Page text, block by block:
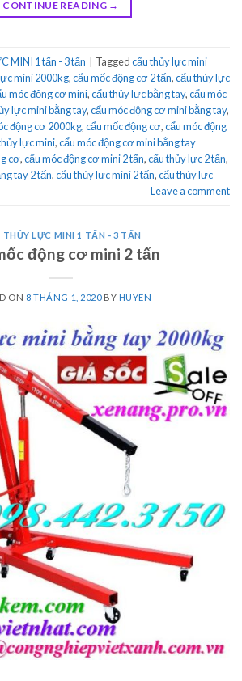
CONTINUE READING →
MINI 1 tấn - 3 tấn | Taggedcẩu thủy lực mini
mini 2000kg,cẩu mốc động cơ 2 tấn,cẩu thủy lực
móc động cơ mini,cẩu thủy lực bằng tay,cẩu móc
lực mini bằng tay,cẩu móc động cơ mini bằng tay,
động cơ 2000kg,cẩu mốc động cơ,cẩu móc động
lực mini,cẩu móc động cơ mini bằng tay
cơ,cẩu móc động cơ mini 2 tấn,cẩu thủy lực 2 tấn,
tay 2 tấn,cẩu thủy lực mini 2 tấn,cẩu thủy lực
Leave a comment
THỦY LỰC MINI 1 TẤN - 3 TẤN
động cơ mini 2 tấn
ON 8 THÁNG 1, 2020BY HUYEN